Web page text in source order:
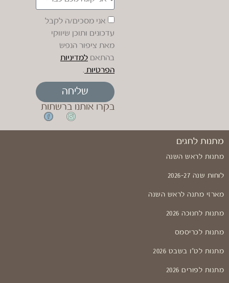
אני מסכים/ה לקבל
עדכונים ותוכן שיווקי
מאת ציפור הנפש
בהתאם למדיניות
הפרטיות .
שליחה
בקרו אותנו ברשתות
מתנות לחגים
מתנות לראש השנה
לוחות שנה 2026-27
מארזי מתנה לראש השנה
מתנות לחנוכה 2026
מתנות לכריסמס
מתנות לט"ו בשבט 2026
מתנות לפורים 2026